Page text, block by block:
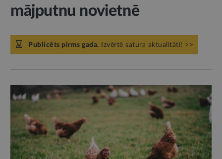
mājputnu novietnē
Publicēts pirms gada. Izvērtē satura aktualitāti! >>